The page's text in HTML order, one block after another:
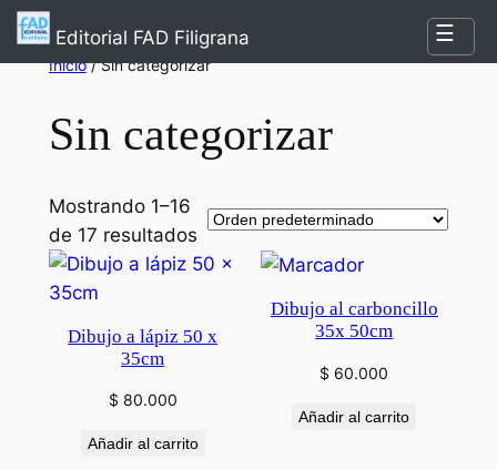
Saltar
al
contenido
Editorial FAD Filigrana ☰
Inicio/ Sin categorizar
Sin categorizar
Mostrando 1–16
de 17 resultados
Dibujo a lápiz 50 x
35cm
$ 80.000
Añadir al carrito
Dibujo al carboncillo
35x 50cm
$ 60.000
Añadir al carrito